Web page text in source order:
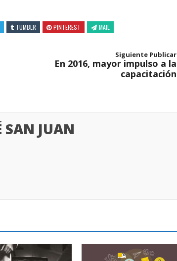
TUMBLR PINTEREST MAIL
Siguiente Publicar
En 2016, mayor impulso a la
capacitación
SAN JUAN